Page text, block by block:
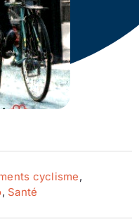
cyclisme,
, Santé